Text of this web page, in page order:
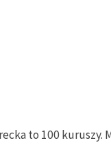
to 100 kuruszy.